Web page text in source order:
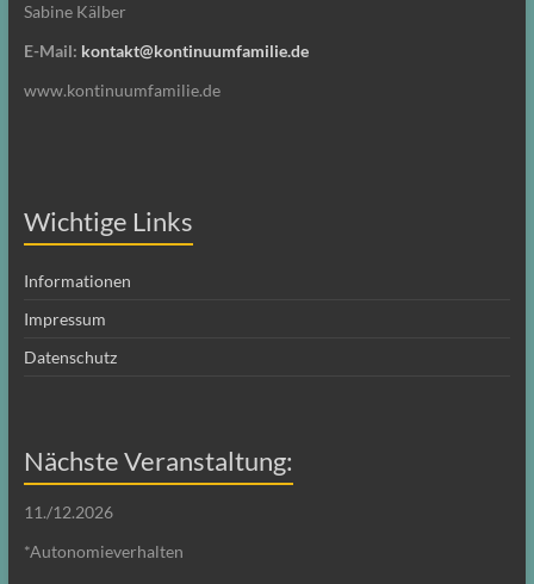
Sabine Kälber
E-Mail: kontakt@kontinuumfamilie.de
www.kontinuumfamilie.de
Wichtige Links
Informationen
Impressum
Datenschutz
Nächste Veranstaltung:
11./12.2026
*Autonomieverhalten